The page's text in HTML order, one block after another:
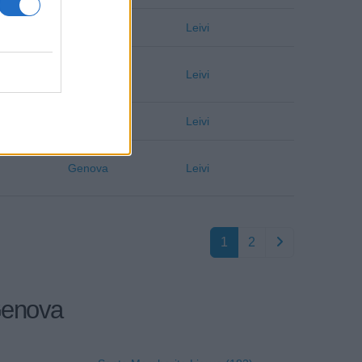
Leivi
Leivi
Leivi
Genova Leivi
1 2